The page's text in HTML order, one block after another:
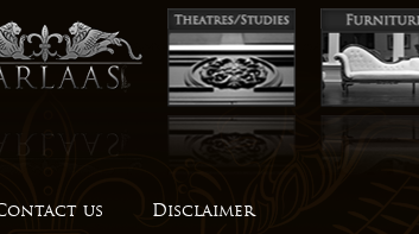
la historia de Jadd libro pdf online creando un
aunque no me resonó del todo.
La forma en que se incorporan los El secreto de
creíble y emocionante. La forma libro gratis pdf
entre la literatura y la psique humana.
los problemas de la vida con creatividad y
us Disclaimer